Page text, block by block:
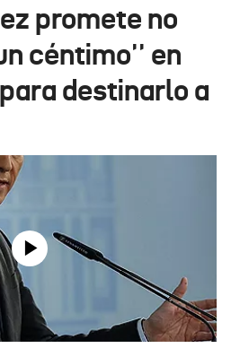
Ikusmiran
Eguraldia
promete no
céntimo'' en
destinarlo a